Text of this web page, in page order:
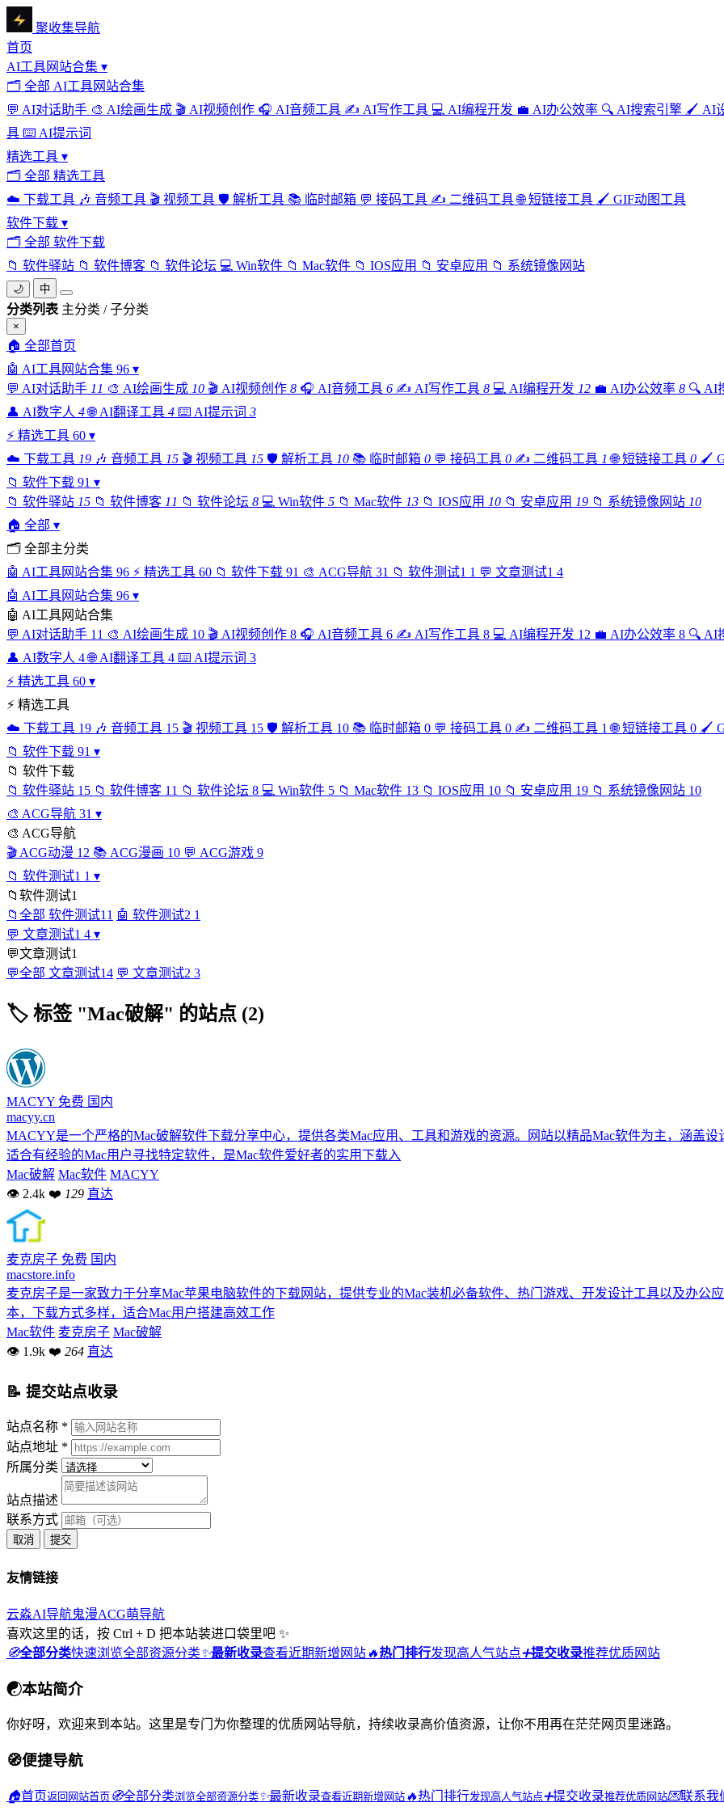
聚收集导航
首页
AI工具网站合集 ▾
🗂 全部 AI工具网站合集
💬 AI对话助手 🎨 AI绘画生成 🎬 AI视频创作 🎧 AI音频工具 ✍️ AI写作工具 💻 AI编程开发 💼 AI办公效率 🔍 AI搜索引擎 🖌️ AI
具 ⌨️ AI提示词
精选工具 ▾
🗂 全部 精选工具
☁️ 下载工具 🎶 音频工具 🎬 视频工具 🛡️ 解析工具 📚 临时邮箱 💬 接码工具 ✍️ 二维码工具 🌐 短链接工具 🖌️ GIF动图工具
软件下载 ▾
🗂 全部 软件下载
📁 软件驿站 📁 软件博客 📁 软件论坛 💻 Win软件 📁 Mac软件 📁 IOS应用 📁 安卓应用 📁 系统镜像网站
🌙 中
分类列表 主分类 / 子分类
×
🏠 全部首页
🤖 AI工具网站合集 96 ▾
💬 AI对话助手 11 🎨 AI绘画生成 10 🎬 AI视频创作 8 🎧 AI音频工具 6 ✍️ AI写作工具 8 💻 AI编程开发 12 💼 AI办公效率 8 🔍 AI
👤 AI数字人 4 🌐 AI翻译工具 4 ⌨️ AI提示词 3
⚡ 精选工具 60 ▾
☁️ 下载工具 19 🎶 音频工具 15 🎬 视频工具 15 🛡️ 解析工具 10 📚 临时邮箱 0 💬 接码工具 0 ✍️ 二维码工具 1 🌐 短链接工具 0 🖌️
📁 软件下载 91 ▾
📁 软件驿站 15 📁 软件博客 11 📁 软件论坛 8 💻 Win软件 5 📁 Mac软件 13 📁 IOS应用 10 📁 安卓应用 19 📁 系统镜像网站 10
🏠 全部 ▾
🗂 全部主分类
🤖 AI工具网站合集 96 ⚡ 精选工具 60 📁 软件下载 91 🎨 ACG导航 31 📁 软件测试1 1 💬 文章测试1 4
🤖 AI工具网站合集 96 ▾
🤖 AI工具网站合集
💬 AI对话助手 11 🎨 AI绘画生成 10 🎬 AI视频创作 8 🎧 AI音频工具 6 ✍️ AI写作工具 8 💻 AI编程开发 12 💼 AI办公效率 8 🔍 AI
👤 AI数字人 4 🌐 AI翻译工具 4 ⌨️ AI提示词 3
⚡ 精选工具 60 ▾
⚡ 精选工具
☁️ 下载工具 19 🎶 音频工具 15 🎬 视频工具 15 🛡️ 解析工具 10 📚 临时邮箱 0 💬 接码工具 0 ✍️ 二维码工具 1 🌐 短链接工具 0 🖌️
📁 软件下载 91 ▾
📁 软件下载
📁 软件驿站 15 📁 软件博客 11 📁 软件论坛 8 💻 Win软件 5 📁 Mac软件 13 📁 IOS应用 10 📁 安卓应用 19 📁 系统镜像网站 10
🎨 ACG导航 31 ▾
🎨 ACG导航
🎬 ACG动漫 12 📚 ACG漫画 10 💬 ACG游戏 9
📁 软件测试1 1 ▾
📁 软件测试1
📁 全部 软件测试1 1 🤖 软件测试2 1
💬 文章测试1 4 ▾
💬文章测试1
💬全部 文章测试14 💬 文章测试2 3
🏷 标签 "Mac破解" 的站点 (2)
MACYY 免费 国内
macyy.cn
MACYY是一个严格的Mac破解软件下载分享中心，提供各类Mac应用、工具和游戏的资源。网站以精品Mac软件为主，涵盖
适合有经验的Mac用户寻找特定软件，是Mac软件爱好者的实用下载入
Mac破解 Mac软件 MACYY
👁 2.4k ❤ 129 直达
麦克房子 免费 国内
macstore.info
麦克房子是一家致力于分享Mac苹果电脑软件的下载网站，提供专业的Mac装机必备软件、热门游戏、开发设计工具以及办公
本，下载方式多样，适合Mac用户搭建高效工作
Mac软件 麦克房子 Mac破解
👁 1.9k ❤ 264 直达
📝 提交站点收录
站点名称 *
站点地址 *
所属分类
站点描述
联系方式
取消 提交
友情链接
云淼AI导航鬼漫ACG萌导航
喜欢这里的话，按 Ctrl + D 把本站装进口袋里吧 ✨
🧭全部分类快速浏览全部资源分类✨最新收录查看近期新增网站🔥热门排行发现高人气站点➕提交收录推荐优质网站
☯本站简介
你好呀，欢迎来到本站。这里是专门为你整理的优质网站导航，持续收录高价值资源，让你不用再在茫茫网页里迷路。
🧭便捷导航
🏠首页返回网站首页 🧭全部分类浏览全部资源分类✨最新收录查看近期新增网站 🔥热门排行发现高人气站点➕提交收录推荐优质网站💌联系我